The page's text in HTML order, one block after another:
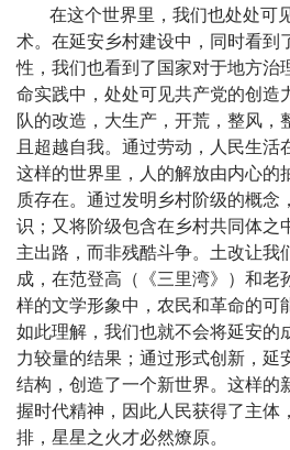
在这个世界里，我们也处处可
术。在延安乡村建设中，同时看到
性，我们也看到了国家对于地方治
命实践中，处处可见共产党的创造
队的改造，大生产，开荒，整风，
且超越自我。通过劳动，人民生活
这样的世界里，人的解放由内心的
质存在。通过发明乡村阶级的概念
识；又将阶级包含在乡村共同体之
主出路，而非残酷斗争。土改让我
成，在范登高（《三里湾》）和老
样的文学形象中，农民和革命的可
如此理解，我们也就不会将延安的
力较量的结果；通过形式创新，延
结构，创造了一个新世界。这样的
握时代精神，因此人民获得了主体
排，星星之火才必然燎原。